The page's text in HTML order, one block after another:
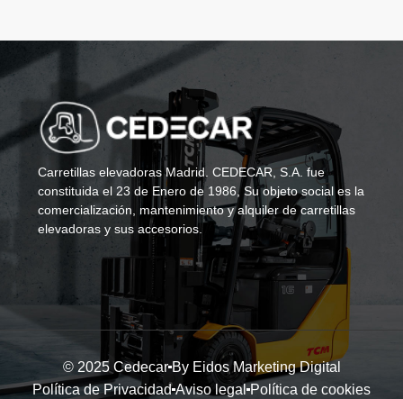
Carretillas elevadoras Madrid. CEDECAR, S.A. fue
constituida el 23 de Enero de 1986, Su objeto social es la
comercialización, mantenimiento y alquiler de carretillas
elevadoras y sus accesorios.
© 2025 Cedecar By Eidos Marketing Digital
Política de Privacidad Aviso legal Política de cookies